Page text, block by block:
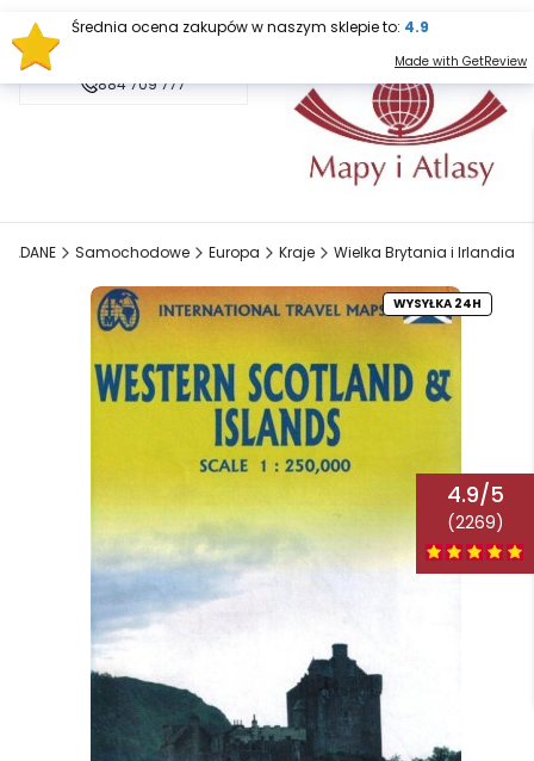
sklep@mapy.net.pl
884 709 777
Samochodowe Europa Kraje Wielka Brytania i Irlandia
WYSYŁKA 24H
4.9/5
(2269)
Średnia ocena zakupów w naszym sklepie to: 4.9
Made with GetReview